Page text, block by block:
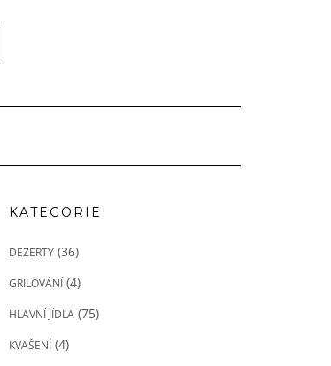
KATEGORIE
DEZERTY(36)
GRILOVÁNÍ(4)
HLAVNÍ JÍDLA(75)
KVAŠENÍ(4)